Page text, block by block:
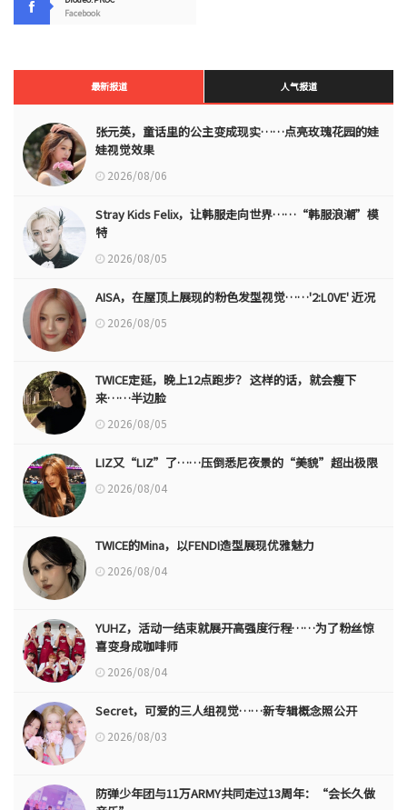
Facebook
最新报道 人气报道
张元英，童话里的公主变成现实……点亮玫瑰花园的娃
娃视觉效果
2026/08/06
Stray Kids Felix，让韩服走向世界……“韩服浪潮”模
特
2026/08/05
AISA，在屋顶上展现的粉色发型视觉……'2:L0VE' 近况
2026/08/05
TWICE定延，晚上12点跑步？ 这样的话，就会瘦下
来……半边脸
2026/08/05
LIZ又“LIZ”了……压倒悉尼夜景的“美貌”超出极限
2026/08/04
TWICE的Mina，以FENDI造型展现优雅魅力
2026/08/04
YUHZ，活动一结束就展开高强度行程……为了粉丝惊
喜变身成咖啡师
2026/08/04
Secret，可爱的三人组视觉……新专辑概念照公开
2026/08/03
防弹少年团与11万ARMY共同走过13周年：“会长久做